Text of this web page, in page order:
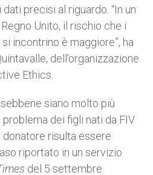
precisi al riguardo. “In un
Unito, il rischio che i
incontrino è maggiore”, ha
dell’organizzazione
Ethics.
siano molto più
problema dei figli nati da FIV
risulta essere
riportato in un servizio
del 5 settembre